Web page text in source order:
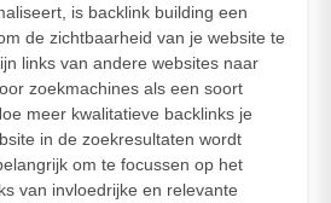
is backlink building een
de zichtbaarheid van je website te
links van andere websites naar
zoekmachines als een soort
meer kwalitatieve backlinks je
in de zoekresultaten wordt
om te focussen op het
van invloedrijke en relevante